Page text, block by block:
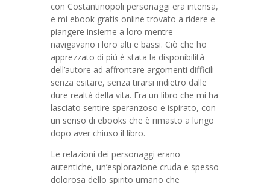
con Costantinopoli personaggi era intensa,
e mi ebook gratis online trovato a ridere e
piangere insieme a loro mentre
navigavano i loro alti e bassi. Ciò che ho
apprezzato di più è stata la disponibilità
dell’autore ad affrontare argomenti difficili
senza esitare, senza tirarsi indietro dalle
dure realtà della vita. Era un libro che mi ha
lasciato sentire speranzoso e ispirato, con
un senso di ebooks che è rimasto a lungo
dopo aver chiuso il libro.
Le relazioni dei personaggi erano
autentiche, un’esplorazione cruda e spesso
dolorosa dello spirito umano che